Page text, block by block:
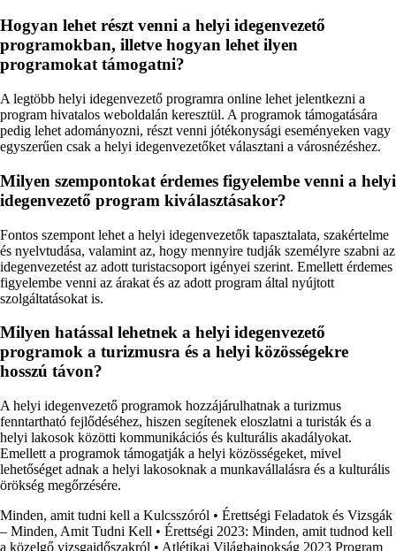
Hogyan lehet részt venni a helyi idegenvezető
programokban, illetve hogyan lehet ilyen
programokat támogatni?
A legtöbb helyi idegenvezető programra online lehet jelentkezni a
program hivatalos weboldalán keresztül. A programok támogatására
pedig lehet adományozni, részt venni jótékonysági eseményeken vagy
egyszerűen csak a helyi idegenvezetőket választani a városnézéshez.
Milyen szempontokat érdemes figyelembe venni a helyi
idegenvezető program kiválasztásakor?
Fontos szempont lehet a helyi idegenvezetők tapasztalata, szakértelme
és nyelvtudása, valamint az, hogy mennyire tudják személyre szabni az
idegenvezetést az adott turistacsoport igényei szerint. Emellett érdemes
figyelembe venni az árakat és az adott program által nyújtott
szolgáltatásokat is.
Milyen hatással lehetnek a helyi idegenvezető
programok a turizmusra és a helyi közösségekre
hosszú távon?
A helyi idegenvezető programok hozzájárulhatnak a turizmus
fenntartható fejlődéséhez, hiszen segítenek eloszlatni a turisták és a
helyi lakosok közötti kommunikációs és kulturális akadályokat.
Emellett a programok támogatják a helyi közösségeket, mivel
lehetőséget adnak a helyi lakosoknak a munkavállalásra és a kulturális
örökség megőrzésére.
Minden, amit tudni kell a Kulcsszóról • Érettségi Feladatok és Vizsgák
– Minden, Amit Tudni Kell • Érettségi 2023: Minden, amit tudnod kell
a közelgő vizsgaidőszakról • Atlétikai Világbajnokság 2023 Program